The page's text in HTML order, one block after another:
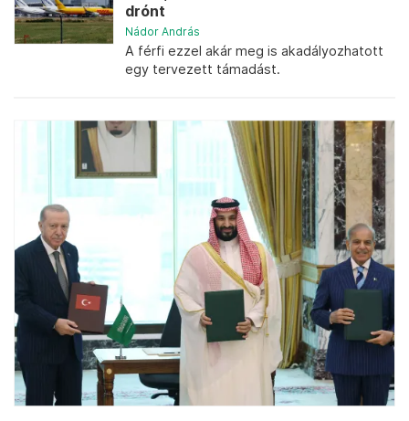
drónt
Nádor András
A férfi ezzel akár meg is akadályozhatott
egy tervezett támadást.